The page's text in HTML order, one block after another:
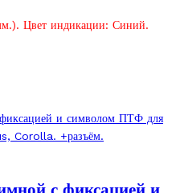
Цвет индикации: Синий.